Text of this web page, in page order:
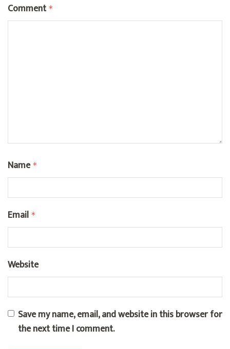
Comment *
Name *
Email *
Website
Save my name, email, and website in this browser for
the next time I comment.